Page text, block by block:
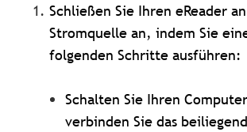
Schließen Sie Ihren eReader
Stromquelle an, indem Sie
folgenden Schritte ausführen:
Schalten Sie Ihren
verbinden Sie das